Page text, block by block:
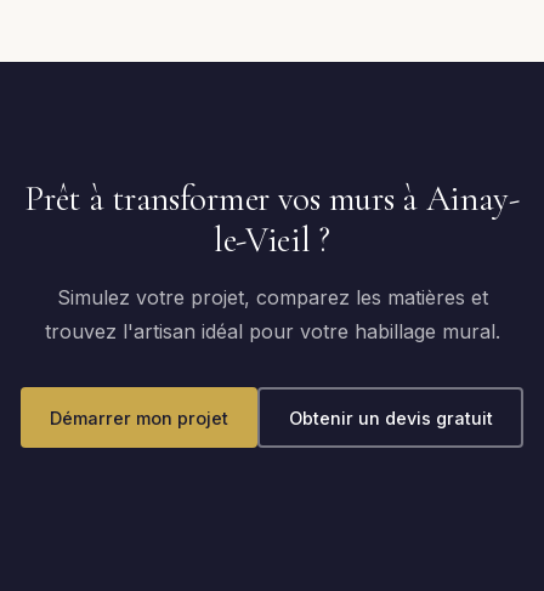
Prêt à transformer vos murs à Ainay-
le-Vieil ?
Simulez votre projet, comparez les matières et
trouvez l'artisan idéal pour votre habillage mural.
Démarrer mon projet Obtenir un devis gratuit